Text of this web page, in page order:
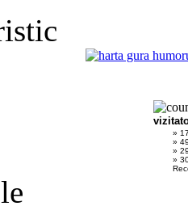
»
»
»
»